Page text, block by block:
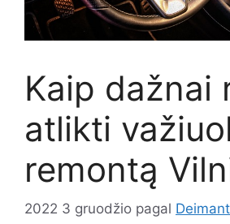
Kaip dažnai
atlikti
remontą
2022 3 gruodžio pagal